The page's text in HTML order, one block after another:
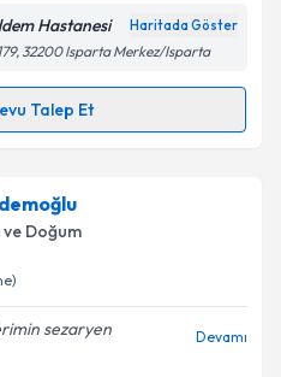
ilişkinAydınlatma
kişisel verilerimin belirtilen
kabul ediyorum.
Hastanesi Haritada Göster
32200 Isparta Merkez/Isparta
Talep Et
için randevu takvimi talebi
randevu almanız için bir
posta ile bilgilendireceğiz.
ve Doğum
sezaryen
Devamı